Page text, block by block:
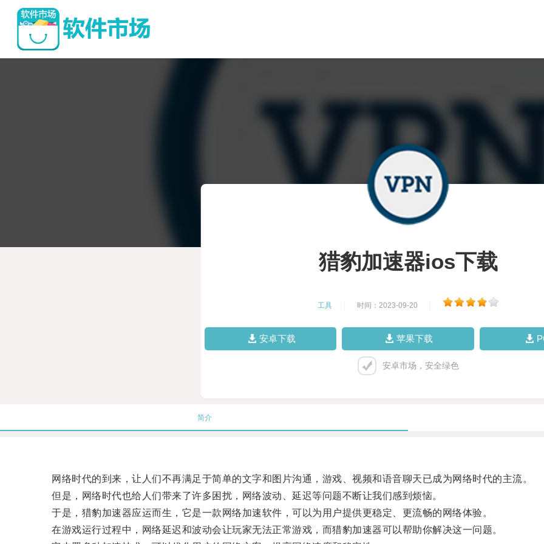
猎豹加速器ios下载
工具 时间：2023-09-20
安卓下载 苹果下载
安卓市场，安全绿色
简介
网络时代的到来，让人们不再满足于简单的文字和图片沟通，游戏、视频和语音聊天已成为网络时代的主流。
但是，网络时代也给人们带来了许多困扰，网络波动、延迟等问题不断让我们感到烦恼。
于是，猎豹加速器应运而生，它是一款网络加速软件，可以为用户提供更稳定、更流畅的网络体验。
在游戏运行过程中，网络延迟和波动会让玩家无法正常游戏，而猎豹加速器可以帮助你解决这一问题。